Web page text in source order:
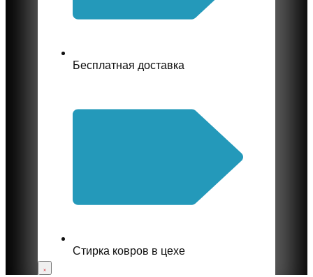
Бесплатная доставка
Стирка ковров в цехе